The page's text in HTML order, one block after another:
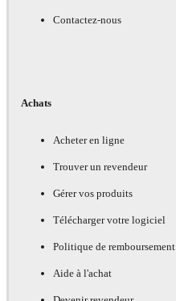
Contactez-nous
Achats
Acheter en ligne
Trouver un revendeur
Gérer vos produits
Télécharger votre logiciel
Politique de remboursement
Aide à l'achat